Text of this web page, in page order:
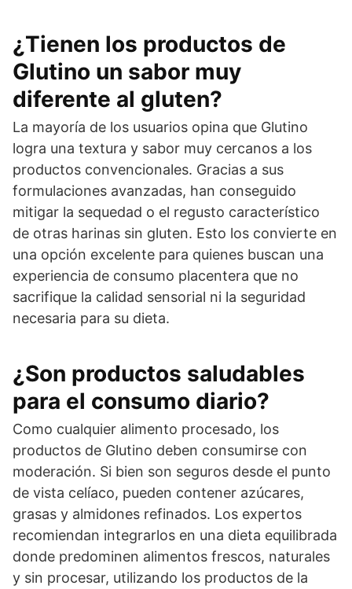
¿Tienen los productos de
Glutino un sabor muy
diferente al gluten?
La mayoría de los usuarios opina que Glutino
logra una textura y sabor muy cercanos a los
productos convencionales. Gracias a sus
formulaciones avanzadas, han conseguido
mitigar la sequedad o el regusto característico
de otras harinas sin gluten. Esto los convierte en
una opción excelente para quienes buscan una
experiencia de consumo placentera que no
sacrifique la calidad sensorial ni la seguridad
necesaria para su dieta.
¿Son productos saludables
para el consumo diario?
Como cualquier alimento procesado, los
productos de Glutino deben consumirse con
moderación. Si bien son seguros desde el punto
de vista celíaco, pueden contener azúcares,
grasas y almidones refinados. Los expertos
recomiendan integrarlos en una dieta equilibrada
donde predominen alimentos frescos, naturales
y sin procesar, utilizando los productos de la